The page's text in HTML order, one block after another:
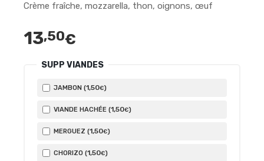
Crème fraîche, mozzarella, thon, oignons, œuf
13,50€
SUPP VIANDES
JAMBON (1,50€)
VIANDE HACHÉE (1,50€)
MERGUEZ (1,50€)
CHORIZO (1,50€)